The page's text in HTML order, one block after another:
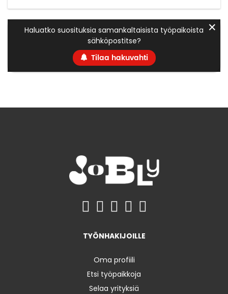
Haluatko suosituksia samankaltaisista työpaikoista
sähköpostitse?
Tilaa hakuvahti
✕
TYÖNHAKIJOILLE
Oma profiili
Etsi työpaikkoja
Selaa yrityksiä